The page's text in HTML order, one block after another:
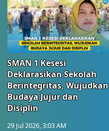
SMAN 1 Kesesi
Deklarasikan Sekolah
Berintegritas, Wujudkan
Budaya Jujur dan
Disiplin
29 Jul 2026, 3:03 AM